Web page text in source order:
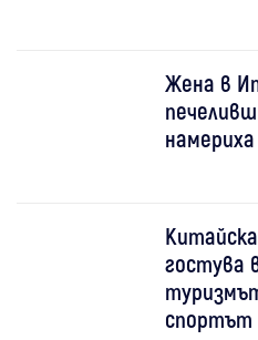
Жена в
гостува
спортът